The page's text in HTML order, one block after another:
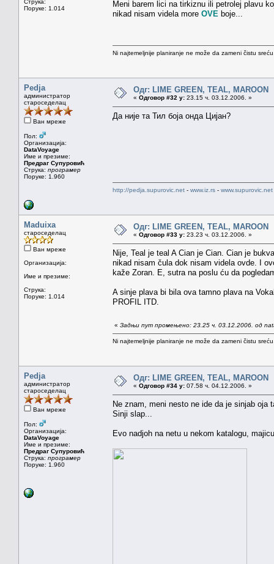
Поруке: 1.014
Meni barem lici na tirkiznu ili petrolej plavu
nikad nisam videla more OVE boje...
Ni najtemeljnije planiranje ne može da zameni čistu
Pedja
администратор
староседелац
Ван мреже
Пол:
Организација:
DataVoyage
Име и презиме:
Предраг Супуровић
Струка: програмер
Поруке: 1.960
Одг: LIME GREEN, TEAL, MAROON
« Одговор #32 у: 23.15 ч. 03.12.2006. »
Да није та Тил боја онда Цијан?
http://pedja.supurovic.net - www.iz.rs - www.supurovic.net
Maduixa
староседелац
Ван мреже
Организација:
Име и презиме:
Струка:
Поруке: 1.014
Одг: LIME GREEN, TEAL, MAROON
« Одговор #33 у: 23.23 ч. 03.12.2006. »
Nije, Teal je teal A Cian je Cian. Cian je
nikad nisam čula dok nisam videla ovde. I
kaže Zoran. E, sutra na poslu ću da
A sinje plava bi bila ova tamno plava na
PROFIL ITD.
« Задњи пут промењено: 23.25 ч. 03.12.2006. од
Ni najtemeljnije planiranje ne može da zameni čistu
Pedja
администратор
староседелац
Ван мреже
Пол:
Организација:
DataVoyage
Име и презиме:
Предраг Супуровић
Струка: програмер
Поруке: 1.960
Одг: LIME GREEN, TEAL, MAROON
« Одговор #34 у: 07.58 ч. 04.12.2006. »
Ne znam, meni nesto ne ide da je sinjab oja
Sinji slap...
Evo nadjoh na netu u nekom katalogu,